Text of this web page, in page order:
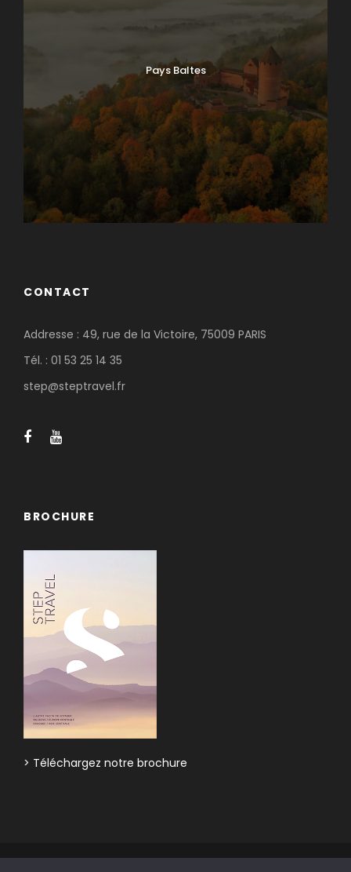
Pays Baltes
CONTACT
Addresse : 49, rue de la Victoire, 75009 PARIS
Tél. : 01 53 25 14 35
step@steptravel.fr
BROCHURE
> Téléchargez notre brochure